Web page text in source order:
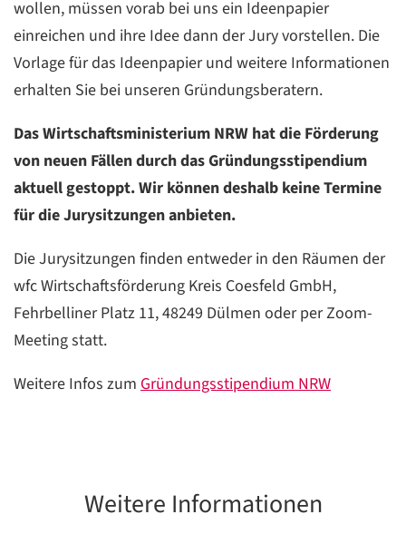
wollen, müssen vorab bei uns ein Ideenpapier
einreichen und ihre Idee dann der Jury vorstellen. Die
Vorlage für das Ideenpapier und weitere Informationen
erhalten Sie bei unseren Gründungsberatern.
Das Wirtschaftsministerium NRW hat die Förderung
von neuen Fällen durch das Gründungsstipendium
aktuell gestoppt. Wir können deshalb keine Termine
für die Jurysitzungen anbieten.
Die Jurysitzungen finden entweder in den Räumen der
wfc Wirtschaftsförderung Kreis Coesfeld GmbH,
Fehrbelliner Platz 11, 48249 Dülmen oder per Zoom-
Meeting statt.
Weitere Infos zum Gründungsstipendium NRW
Weitere Informationen